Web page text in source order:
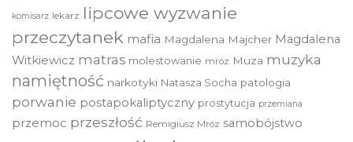
komisarz lekarz lipcowe wyzwanie
przeczytanek mafia Magdalena Majcher Magdalena
Witkiewicz matras molestowanie mróz Muza muzyka
namiętność narkotyki Natasza Socha patologia
porwanie postapokaliptyczny prostytucja przemiana
przemoc przeszłość Remigiusz Mróz samobójstwo